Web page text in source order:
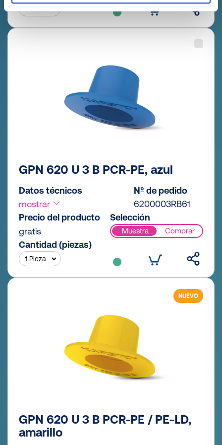
GPN 620 U 3 B PCR-PE, azul
Datos técnicos
mostrar
Nº de pedido
6200003RB61
Precio del producto
gratis
Selección
Muestra Comprar
Cantidad (piezas)
NUEVO
GPN 620 U 3 B PCR-PE / PE-LD,
amarillo